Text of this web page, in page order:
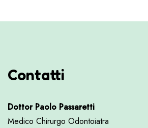
Contatti
Dottor Paolo Passaretti
Medico Chirurgo Odontoiatra